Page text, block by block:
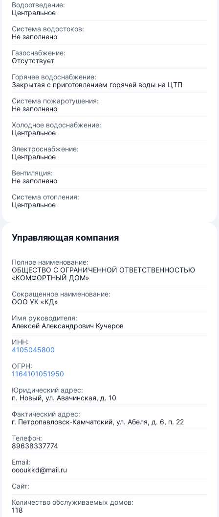
Водоотведение:
Центральное
Система водостоков:
Не заполнено
Газоснабжение:
Отсутствует
Горячее водоснабжение:
Закрытая с приготовлением горячей воды на ЦТП
Система пожаротушения:
Не заполнено
Холодное водоснабжение:
Центральное
Электроснабжение:
Центральное
Вентиляция:
Не заполнено
Система отопления:
Центральное
Управляющая компания
Полное наименование:
ОБЩЕСТВО С ОГРАНИЧЕННОЙ ОТВЕТСТВЕННОСТЬЮ
«КОМФОРТНЫЙ ДОМ»
Сокращенное наименование:
ООО УК «КД»
Имя руководителя:
Алексей Александрович Кучеров
ИНН:
4105045800
ОГРН:
1164101051950
Юридический адрес:
п. Новый, ул. Авачинская, д. 10
Фактический адрес:
г. Петропавловск-Камчатский, ул. Абеля, д. 6, п. 22
Телефон:
89638337774
Email:
oooukkd@mail.ru
Сайт:
Количество обслуживаемых домов:
118